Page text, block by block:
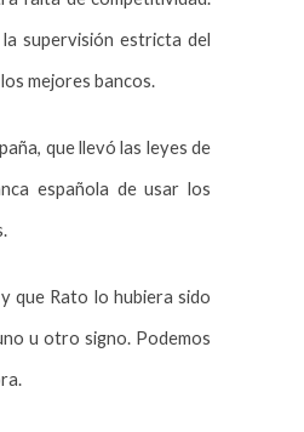
supervisión estricta del
mejores bancos.
que llevó las leyes de
española de usar los
que Rato lo hubiera sido
u otro signo. Podemos